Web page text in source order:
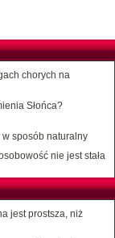
chorych na
Słońca?
w sposób naturalny
nie jest stała
jest prostsza, niż